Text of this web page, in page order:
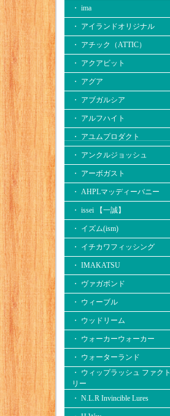
・ ima
・ アイランドオリジナル
・ アチック（ATTIC）
・ アクアビット
・ アグア
・ アブガルシア
・ アルフハイト
・ アユムプロダクト
・ アンクルジョッシュ
・ アーボガスト
・ AHPLマッディーバニー
・ issei 【一誠】
・ イズム(ism)
・ イチカワフィッシング
・ IMAKATSU
・ ヴァガボンド
・ ウィーブル
・ ウッドリーム
・ ウォーカーウォーカー
・ ウォーターランド
・ ウィップラッシュ ファクト
リー
・ N.L.R Invincible Lures